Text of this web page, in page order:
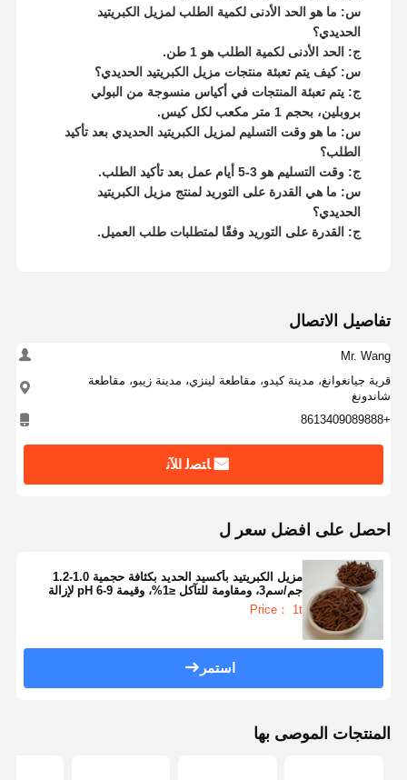
س: ما هو الحد الأدنى لكمية الطلب لمزيل الكبريتيد
الحديدي؟
ج: الحد الأدنى لكمية الطلب هو 1 طن.
س: كيف يتم تعبئة منتجات مزيل الكبريتيد الحديدي؟
ج: يتم تعبئة المنتجات في أكياس منسوجة من البولي
بروبلين، بحجم 1 متر مكعب لكل كيس.
س: ما هو وقت التسليم لمزيل الكبريتيد الحديدي بعد تأكيد
الطلب؟
ج: وقت التسليم هو 3-5 أيام عمل بعد تأكيد الطلب.
س: ما هي القدرة على التوريد لمنتج مزيل الكبريتيد
الحديدي؟
ج: القدرة على التوريد وفقًا لمتطلبات طلب العميل.
تفاصيل الاتصال
Mr. Wang
قرية جيانغوانغ، مدينة كيدو، مقاطعة لينزي، مدينة زيبو، مقاطعة
شاندونغ
+8613409089888
ﺎﺘﺼﻟ ﺍﻶﻧ
احصل على افضل سعر ل
مزيل الكبريتيد بأكسيد الحديد بكثافة حجمية 1.0-1.2
جم/سم3، ومقاومة للتآكل ≤1%، وقيمة pH 6-9 لإزالة
كبريتيد الهيدروجين بكفاءة
Price： 1t
استمر
المنتجات الموصى بها